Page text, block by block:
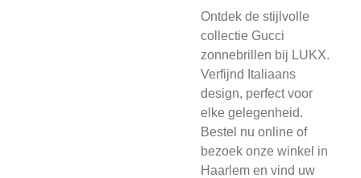
Ontdek de stijlvolle
collectie Gucci
zonnebrillen bij LUKX.
Verfijnd Italiaans
design, perfect voor
elke gelegenheid.
Bestel nu online of
bezoek onze winkel in
Haarlem en vind uw